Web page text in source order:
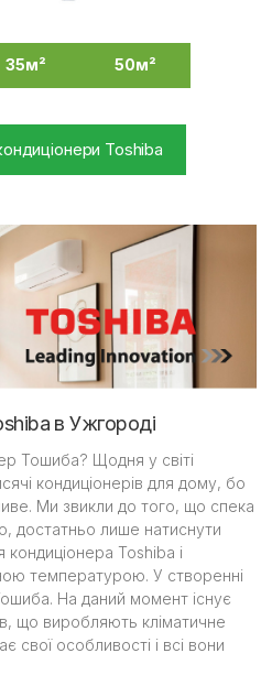
35м² 50м²
Toshiba
в Ужгороді
Тошиба? Щодня у світі
кондиціонерів для дому, бо
Ми звикли до того, що спека
достатньо лише натиснути
кондиціонера Toshiba і
температурою. У створенні
На даний момент існує
що виробляють кліматичне
свої особливості і всі вони